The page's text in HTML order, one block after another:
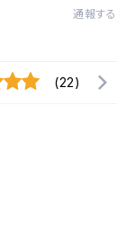
通報する
(22)